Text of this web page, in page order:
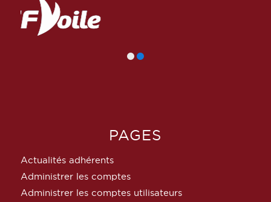
PAGES
Actualités adhérents
Administrer les comptes
Administrer les comptes utilisateurs